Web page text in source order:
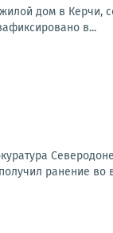
дом в Керчи,
в...
ранение во